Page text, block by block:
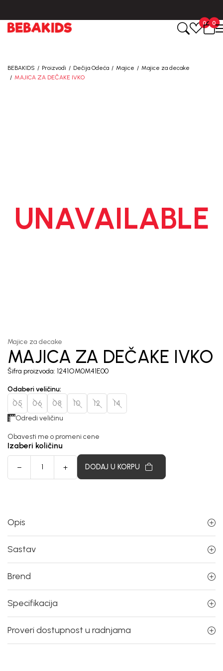
0
0
BEBAKIDS Proizvodi Dečija Odeća Majice
Majice za decake
MAJICA ZA DEČAKE IVKO
UNAVAILABLE
Majice za decake
MAJICA ZA DEČAKE IVKO
Šifra proizvoda: 1241OM0M41E00
Odaberi veličinu:
05 06 08 10 12 14
Odredi veličinu
Obavesti me o promeni cene
Izaberi količinu
DODAJ U KORPU
Opis
Sastav
Brend
Specifikacija
Proveri dostupnost u radnjama